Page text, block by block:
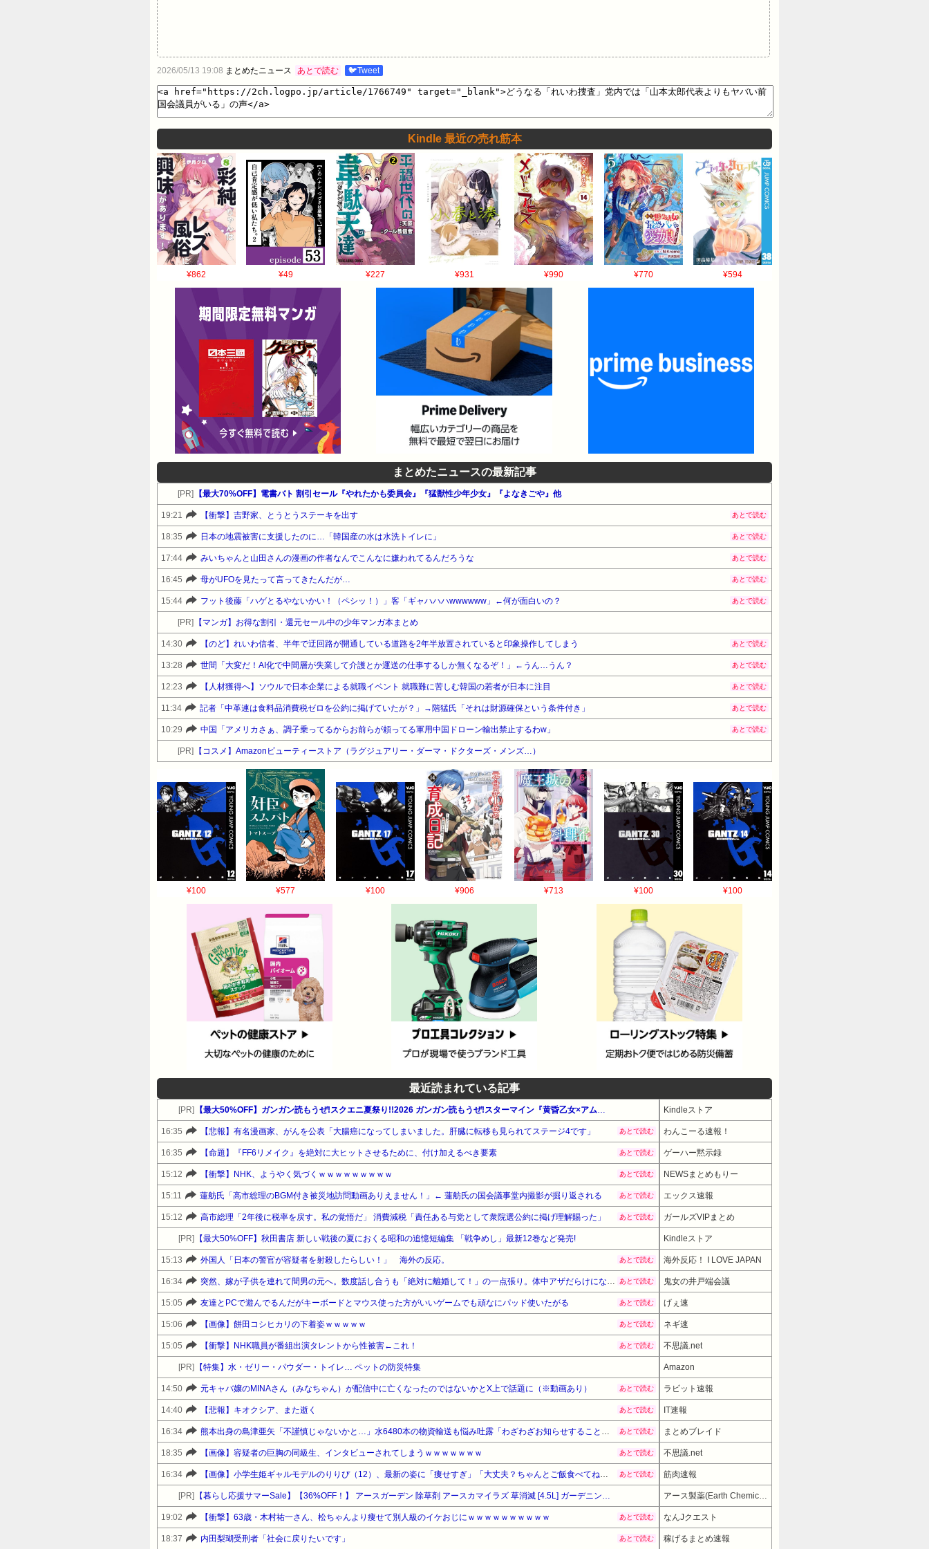
2026/05/13 19:08 まとめたニュース あとで読む 🐦Tweet
Kindle 最近の売れ筋本
¥862 ¥49 ¥227 ¥931 ¥990 ¥770 ¥594
まとめたニュースの最新記事
[PR] 【最大70%OFF】電書バト 割引セール『やれたかも委員会』『猛獣性少年少女』『よなきごや』他
19:21 【衝撃】吉野家、とうとうステーキを出す あとで読む
18:35 日本の地震被害に支援したのに…「韓国産の水は水洗トイレに」 あとで読む
17:44 みいちゃんと山田さんの漫画の作者なんでこんなに嫌われてるんだろうな あとで読む
16:45 母がUFOを見たって言ってきたんだが… あとで読む
15:44 フット後藤「ハゲとるやないかい！（ペシッ！）」客「ギャハハハwwwwww」←何が面白いの？ あとで読む
[PR] 【マンガ】お得な割引・還元セール中の少年マンガ本まとめ
14:30 【のど】れいわ信者、半年で迂回路が開通している道路を2年半放置されていると印象操作してしまう あとで読む
13:28 世間「大変だ！AI化で中間層が失業して介護とか運送の仕事するしか無くなるぞ！」←うん…うん？ あとで読む
12:23 【人材獲得へ】ソウルで日本企業による就職イベント 就職難に苦しむ韓国の若者が日本に注目 あとで読む
11:34 記者「中革連は食料品消費税ゼロを公約に掲げていたが？」→階猛氏「それは財源確保という条件付き」 あとで読む
10:29 中国「アメリカさぁ、調子乗ってるからお前らが頼ってる軍用中国ドローン輸出禁止するわw」 あとで読む
[PR] 【コスメ】Amazonビューティーストア（ラグジュアリー・ダーマ・ドクターズ・メンズ…）
¥100 ¥577 ¥100 ¥906 ¥713 ¥100 ¥100
最近読まれている記事
[PR] Kindleストア
16:35 【悲報】有名漫画家、がんを公表「大腸癌になってしまいました。肝臓に転移も見られてステージ4です」 あとで読む わんこーる速報！
16:35 【命題】『FF6リメイク』を絶対に大ヒットさせるために、付け加えるべき要素 あとで読む ゲーハー黙示録
15:12 【衝撃】NHK、ようやく気づくｗｗｗｗｗｗｗｗｗ あとで読む NEWSまとめもりー
15:11 蓮舫氏「高市総理のBGM付き被災地訪問動画ありえません！」← 蓮舫氏の国会議事堂内撮影が掘り返される あとで読む エックス速報
15:12 高市総理「2年後に税率を戻す。私の覚悟だ」 消費減税「責任ある与党として衆院選公約に掲げ理解賜った」 あとで読む ガールズVIPまとめ
[PR] 【最大50%OFF】秋田書店 新しい戦後の夏におくる昭和の追憶短編集 「戦争めし」最新12巻など発売! Kindleストア
15:13 外国人「日本の警官が容疑者を射殺したらしい！」 海外の反応。 あとで読む 海外反応！ I LOVE JAPAN
16:34 あとで読む 鬼女の井戸端会議
15:05 友達とPCで遊んでるんだがキーボードとマウス使った方がいいゲームでも頑なにパッド使いたがる あとで読む げぇ速
15:06 【画像】餅田コシヒカリの下着姿ｗｗｗｗｗ あとで読む ネギ速
15:05 【衝撃】NHK職員が番組出演タレントから性被害←これ！ あとで読む 不思議.net
[PR] 【特集】水・ゼリー・パウダー・トイレ… ペットの防災特集 Amazon
14:50 元キャバ嬢のMINAさん（みなちゃん）が配信中に亡くなったのではないかとX上で話題に（※動画あり） あとで読む ラビット速報
14:40 【悲報】キオクシア、また逝く あとで読む IT速報
16:34 あとで読む まとめブレイド
18:35 【画像】容疑者の巨胸の同級生、インタビューされてしまうｗｗｗｗｗｗｗ あとで読む 不思議.net
16:34 あとで読む 筋肉速報
[PR]
19:02 【衝撃】63歳・木村祐一さん、松ちゃんより痩せて別人級のイケおじにｗｗｗｗｗｗｗｗｗｗ あとで読む なんJクエスト
18:37 内田梨瑚受刑者「社会に戻りたいです」 あとで読む 稼げるまとめ速報